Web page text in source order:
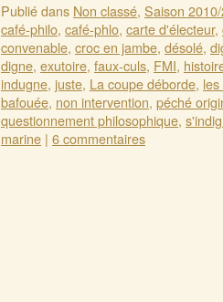
Publié dans Non classé, Saison
café-philo, café-phlo, carte d'électeur,
convenable, croc en jambe, désolé,
digne, exutoire, faux-culs, FMI,
indugne, juste, La coupe déborde,
bafouée, non intervention, péché
questionnement philosophique,
marine | 6 commentaires